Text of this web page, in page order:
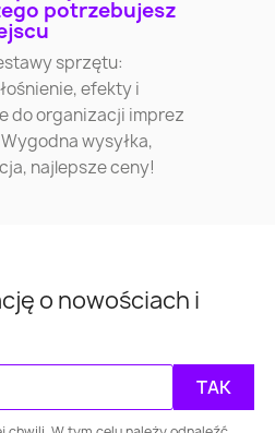
Łódź
Bydgoszcz
Gdynia Częstochowa
potrzebujesz
sprzętu:
efekty i
do organizacji imprez
wysyłka,
najlepsze ceny!
o nowościach i